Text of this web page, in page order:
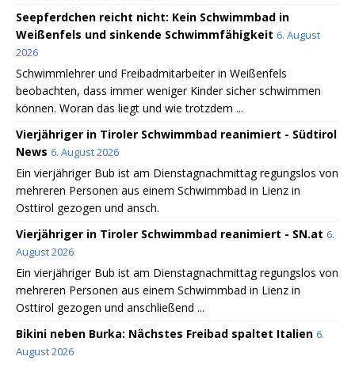
Seepferdchen reicht nicht: Kein Schwimmbad in
Weißenfels und sinkende Schwimmfähigkeit 6. August
2026
Schwimmlehrer und Freibadmitarbeiter in Weißenfels
beobachten, dass immer weniger Kinder sicher schwimmen
können. Woran das liegt und wie trotzdem ...
Vierjähriger in Tiroler Schwimmbad reanimiert - Südtirol
News 6. August 2026
Ein vierjähriger Bub ist am Dienstagnachmittag regungslos von
mehreren Personen aus einem Schwimmbad in Lienz in
Osttirol gezogen und ansch.
Vierjähriger in Tiroler Schwimmbad reanimiert - SN.at 6.
August 2026
Ein vierjähriger Bub ist am Dienstagnachmittag regungslos von
mehreren Personen aus einem Schwimmbad in Lienz in
Osttirol gezogen und anschließend ...
Bikini neben Burka: Nächstes Freibad spaltet Italien 6.
August 2026